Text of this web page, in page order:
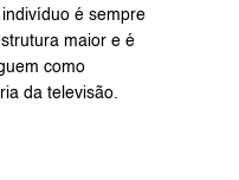
é sempre
maior e é
como
da televisão.